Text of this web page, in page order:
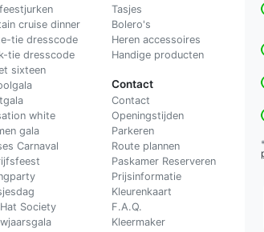
cruise dinner
tie dresscode
tie dresscode
sixteen
white
gala
Carnaval
Society
Tasjes
Bolero's
Heren accessoires
Handige producten
Contact
Contact
Openingstijden
Parkeren
Route plannen
Paskamer Reserveren
Prijsinformatie
Kleurenkaart
F.A.Q.
Kleermaker